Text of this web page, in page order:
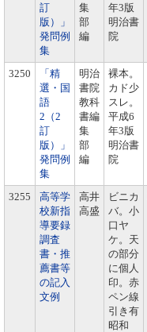
訂
版）」
発問例
集
集
部
編
年3版
明治書
院
3250
「精
選・国
語
2（2
訂
版）」
発問例
集
明治
書院
教科
書編
集
部
編
裸本。
カド少
スレ。
平成6
年3版
明治書
院
3255
高等学
校新指
導要録
調査
書・推
薦書等
の記入
文例
高井
高盛
ビニカ
バ。小
口ヤ
ケ。天
の部分
に個人
印。赤
ペン線
引き有
昭和